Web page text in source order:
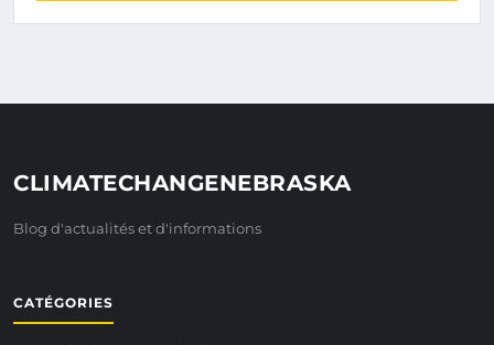
CLIMATECHANGENEBRASKA
Blog d'actualités et d'informations
CATÉGORIES